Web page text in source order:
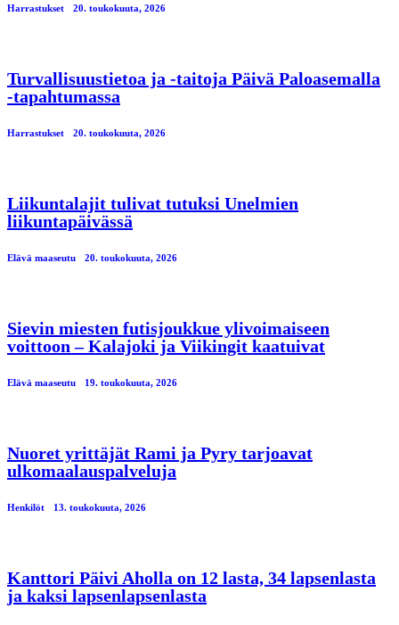
Harrastukset 20. toukokuuta, 2026
Turvallisuustietoa ja -taitoja Päivä Paloasemalla
-tapahtumassa
Harrastukset 20. toukokuuta, 2026
Liikuntalajit tulivat tutuksi Unelmien
liikuntapäivässä
Elävä maaseutu 20. toukokuuta, 2026
Sievin miesten futisjoukkue ylivoimaiseen
voittoon – Kalajoki ja Viikingit kaatuivat
Elävä maaseutu 19. toukokuuta, 2026
Nuoret yrittäjät Rami ja Pyry tarjoavat
ulkomaalauspalveluja
Henkilöt 13. toukokuuta, 2026
Kanttori Päivi Aholla on 12 lasta, 34 lapsenlasta
ja kaksi lapsenlapsenlasta